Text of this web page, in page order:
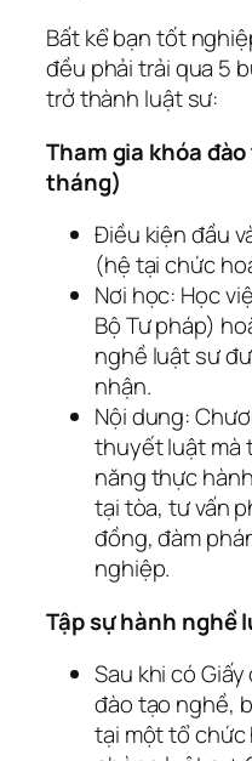
Bất kể bạn tốt
đều phải trải qua 5
trở thành luật sư:
Tham gia khóa
tháng)
Điều kiện đầu
(hệ tại chức
Nơi học: Học
Bộ Tư pháp)
nghề luật sư
nhận.
Nội dung:
thuyết luật mà
năng thực
tại tòa, tư vấn
đồng, đàm
nghiệp.
Tập sự hành nghề
Sau khi có
đào tạo nghề,
tại một tổ chức